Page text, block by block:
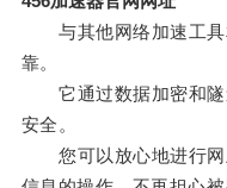
与其他网络加速工具
靠。
它通过数据加密和隧
安全。
您可以放心地进行网